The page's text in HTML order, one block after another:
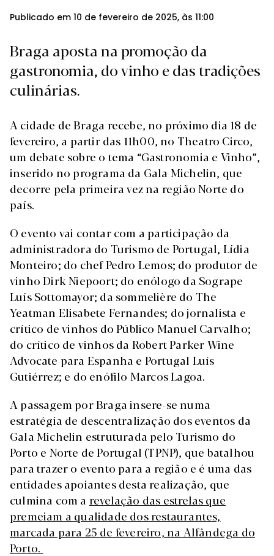
Publicado em 10 de fevereiro de 2025, às 11:00
Braga aposta na promoção da
gastronomia, do vinho e das tradições
culinárias.
A cidade de Braga recebe, no próximo dia 18 de
fevereiro, a partir das 11h00, no Theatro Circo,
um debate sobre o tema “Gastronomia e Vinho”,
inserido no programa da Gala Michelin, que
decorre pela primeira vez na região Norte do
país.
O evento vai contar com a participação da
administradora do Turismo de Portugal, Lídia
Monteiro; do chef Pedro Lemos; do produtor de
vinho Dirk Niepoort; do enólogo da Sogrape
Luís Sottomayor; da sommelière do The
Yeatman Elisabete Fernandes; do jornalista e
crítico de vinhos do Público Manuel Carvalho;
do crítico de vinhos da Robert Parker Wine
Advocate para Espanha e Portugal Luís
Gutiérrez; e do enófilo Marcos Lagoa.
A passagem por Braga insere-se numa
estratégia de descentralização dos eventos da
Gala Michelin estruturada pelo Turismo do
Porto e Norte de Portugal (TPNP), que batalhou
para trazer o evento para a região e é uma das
entidades apoiantes desta realização, que
culmina com a revelação das estrelas que
premeiam a qualidade dos restaurantes,
marcada para 25 de fevereiro, na Alfândega do
Porto.